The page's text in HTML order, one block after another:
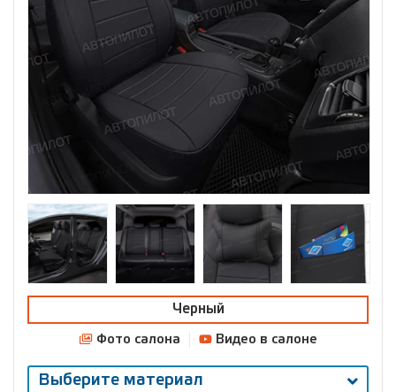
Черный
Фото салона Видео в салоне
Выберите материал